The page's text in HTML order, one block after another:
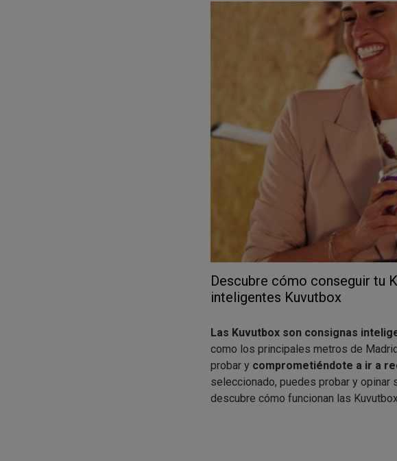
Descubre cómo conseguir tu
inteligentes Kuvutbox
Las Kuvutbox son consignas
como los principales metros de
probar y comprometiéndote a ir a
seleccionado, puedes probar y
descubre cómo funcionan las